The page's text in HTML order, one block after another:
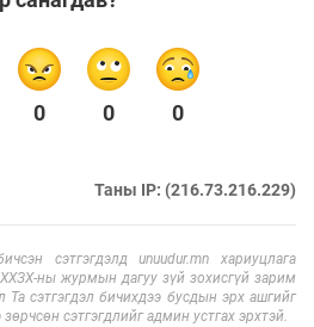
0 0 0
Таны IP: (216.73.216.229)
сэтгэгдэлд unuudur.mn хариуцлага
ны журмын дагуу зүй зохисгүй зарим
Та сэтгэгдэл бичихдээ бусдын эрх ашгийг
сэтгэгдлийг админ устгах эрхтэй.